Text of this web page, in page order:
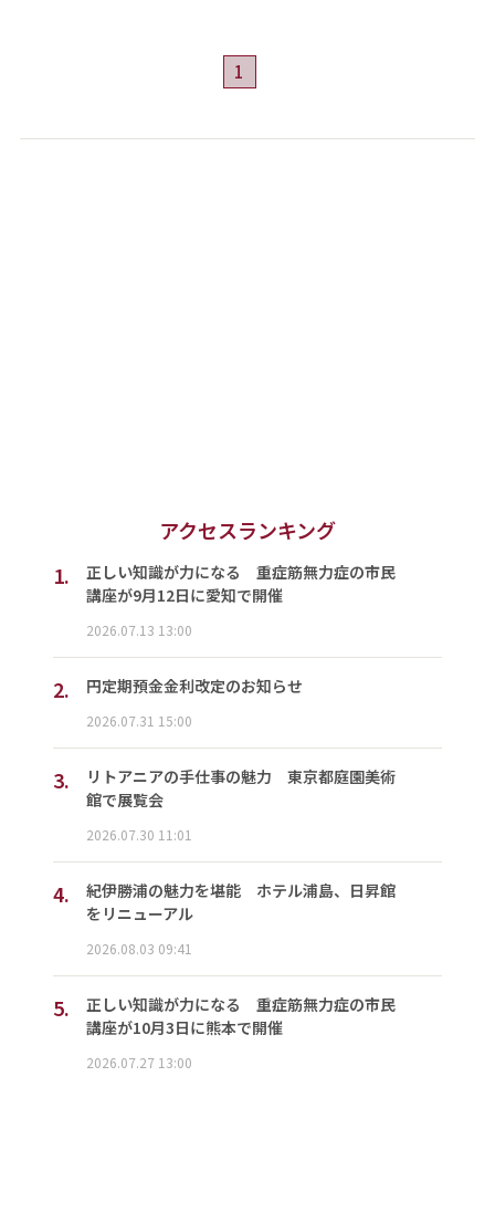
1
アクセスランキング
1.
正しい知識が力になる 重症筋無力症の市民
講座が9月12日に愛知で開催
2026.07.13 13:00
2. 円定期預金金利改定のお知らせ
2026.07.31 15:00
3.
リトアニアの手仕事の魅力 東京都庭園美術
館で展覧会
2026.07.30 11:01
4.
紀伊勝浦の魅力を堪能 ホテル浦島、日昇館
をリニューアル
2026.08.03 09:41
5.
正しい知識が力になる 重症筋無力症の市民
講座が10月3日に熊本で開催
2026.07.27 13:00